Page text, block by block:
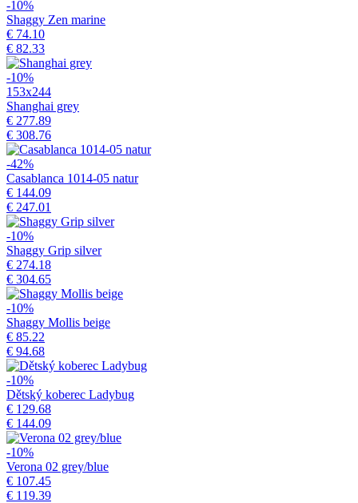
-10%
Shaggy Zen marine
€ 74.10
€ 82.33
-10%
153x244
Shanghai grey
€ 277.89
€ 308.76
-42%
Casablanca 1014-05 natur
€ 144.09
€ 247.01
-10%
Shaggy Grip silver
€ 274.18
€ 304.65
-10%
Shaggy Mollis beige
€ 85.22
€ 94.68
-10%
Dětský koberec Ladybug
€ 129.68
€ 144.09
-10%
Verona 02 grey/blue
€ 107.45
€ 119.39